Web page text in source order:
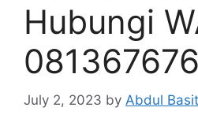
Hubungi
July 2, 2023 by Abdul Basit